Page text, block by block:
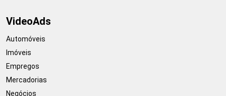
VideoAds
Automóveis
Imóveis
Empregos
Mercadorias
Negócios